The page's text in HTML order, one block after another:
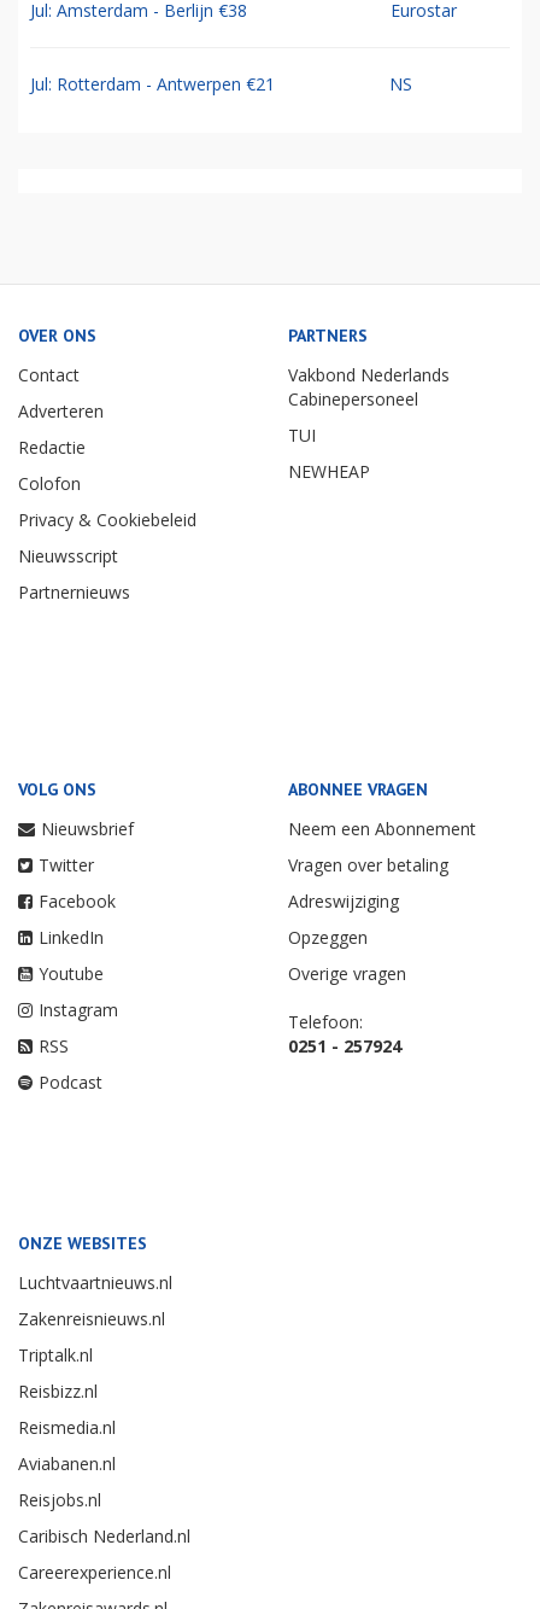
Jul: Amsterdam - Berlijn €38 Eurostar
Jul: Rotterdam - Antwerpen €21 NS
OVER ONS
Contact
Adverteren
Redactie
Colofon
Privacy & Cookiebeleid
Nieuwsscript
Partnernieuws
PARTNERS
Vakbond Nederlands
Cabinepersoneel
TUI
NEWHEAP
VOLG ONS
Nieuwsbrief
Twitter
Facebook
LinkedIn
Youtube
Instagram
RSS
Podcast
ABONNEE VRAGEN
Neem een Abonnement
Vragen over betaling
Adreswijziging
Opzeggen
Overige vragen
Telefoon:
0251 - 257924
ONZE WEBSITES
Luchtvaartnieuws.nl
Zakenreisnieuws.nl
Triptalk.nl
Reisbizz.nl
Reismedia.nl
Aviabanen.nl
Reisjobs.nl
Caribisch Nederland.nl
Careerexperience.nl